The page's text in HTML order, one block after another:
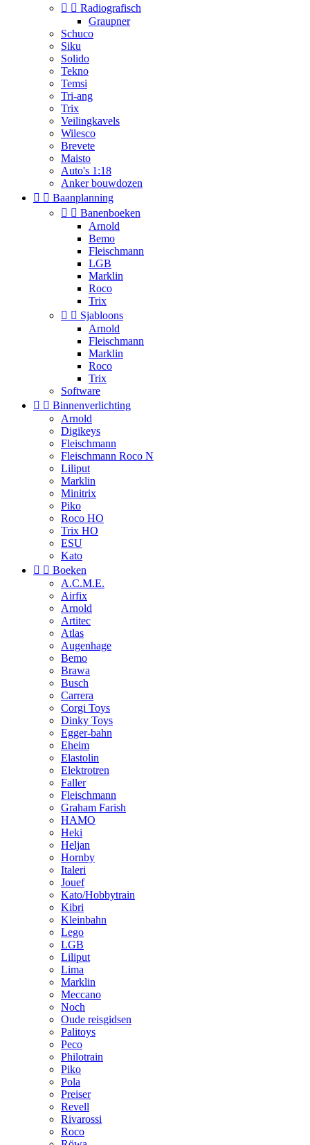
  Radiografisch
Graupner
Schuco
Siku
Solido
Tekno
Temsi
Tri-ang
Trix
Veilingkavels
Wilesco
Brevete
Maisto
Auto's 1:18
Anker bouwdozen
  Baanplanning
  Banenboeken
Arnold
Bemo
Fleischmann
LGB
Marklin
Roco
Trix
  Sjabloons
Arnold
Fleischmann
Marklin
Roco
Trix
Software
  Binnenverlichting
Arnold
Digikeys
Fleischmann
Fleischmann Roco N
Liliput
Marklin
Minitrix
Piko
Roco HO
Trix HO
ESU
Kato
  Boeken
A.C.M.E.
Airfix
Arnold
Artitec
Atlas
Augenhage
Bemo
Brawa
Busch
Carrera
Corgi Toys
Dinky Toys
Egger-bahn
Eheim
Elastolin
Elektrotren
Faller
Fleischmann
Graham Farish
HAMO
Heki
Heljan
Hornby
Italeri
Jouef
Kato/Hobbytrain
Kibri
Kleinbahn
Lego
LGB
Liliput
Lima
Marklin
Meccano
Noch
Oude reisgidsen
Palitoys
Peco
Philotrain
Piko
Pola
Preiser
Revell
Rivarossi
Roco